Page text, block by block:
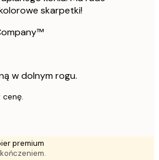
skarpetki!
w dolnym rogu.
premium